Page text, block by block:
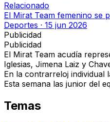
Relacionado
El Mirat Team femenino se
Deportes · 15 jun 2026
Publicidad
Publicidad
El Mirat Team acudía
Iglesias, Jimena Laiz y
En la contrarreloj individual
Esta semana las junior del
Temas